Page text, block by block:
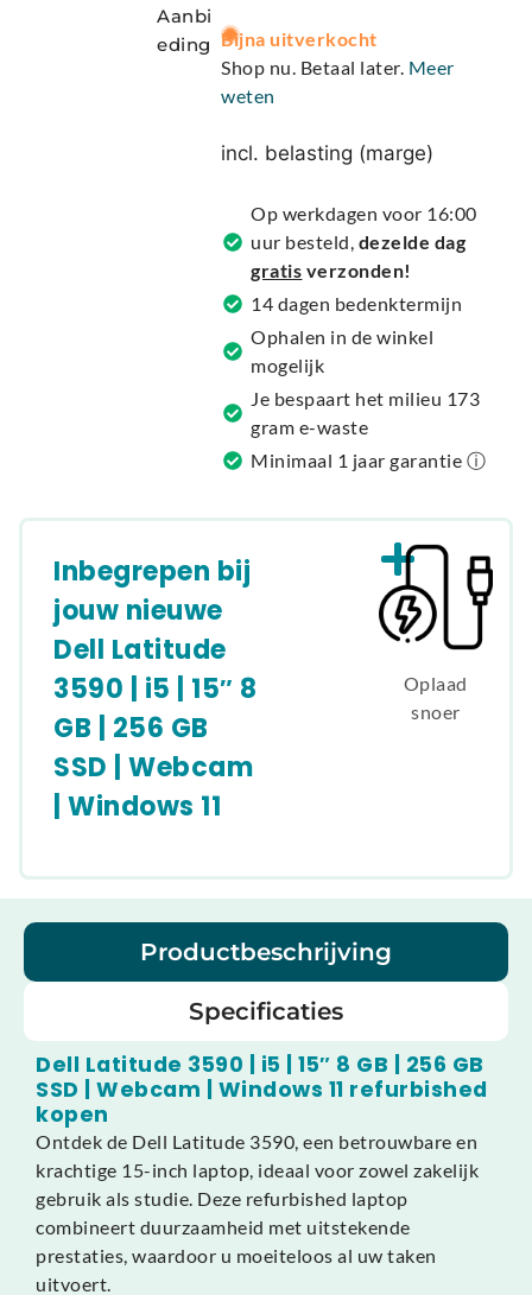
Aanbi
eding
A
l
t
r
t
v
e
:
Bijna uitverkocht
Shop nu. Betaal later. Meer
weten
incl. belasting (marge)
Op werkdagen voor 16:00
uur besteld, dezelde dag
gratis verzonden!
14 dagen bedenktermijn
Ophalen in de winkel
mogelijk
Je bespaart het milieu 173
gram e-waste
Minimaal 1 jaar garantie ⓘ
Inbegrepen bij
jouw nieuwe
Dell Latitude
3590 | i5 | 15″ 8
GB | 256 GB
SSD | Webcam
| Windows 11
Oplaad
snoer
Productbeschrijving
Specificaties
Dell Latitude 3590 | i5 | 15″ 8 GB | 256 GB
SSD | Webcam | Windows 11 refurbished
kopen
Ontdek de Dell Latitude 3590, een betrouwbare en
krachtige 15-inch laptop, ideaal voor zowel zakelijk
gebruik als studie. Deze refurbished laptop
combineert duurzaamheid met uitstekende
prestaties, waardoor u moeiteloos al uw taken
uitvoert.